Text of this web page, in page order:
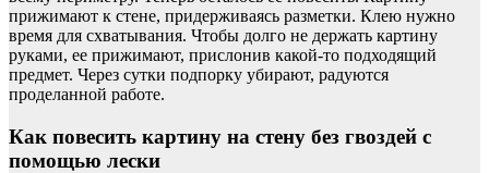
прижимают к стене, придерживаясь разметки. Клею нужно
время для схватывания. Чтобы долго не держать картину
руками, ее прижимают, прислонив какой-то подходящий
предмет. Через сутки подпорку убирают, радуются
проделанной работе.
Как повесить картину на стену без гвоздей с
помощью лески